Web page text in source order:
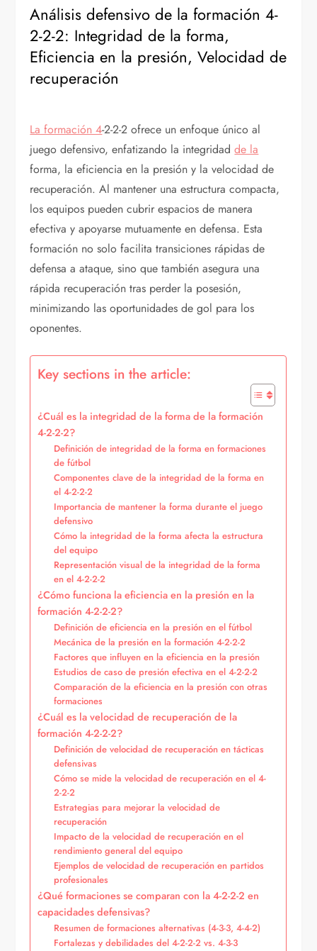
Análisis defensivo de la formación 4-
2-2-2: Integridad de la forma,
Eficiencia en la presión, Velocidad de
recuperación
La formación 4-2-2-2 ofrece un enfoque único al
juego defensivo, enfatizando la integridadde la
forma, la eficiencia en la presión y la velocidad de
recuperación. Al mantener una estructura compacta,
los equipos pueden cubrir espacios de manera
efectiva y apoyarse mutuamente en defensa. Esta
formación no solo facilita transiciones rápidas de
defensa a ataque, sino que también asegura una
rápida recuperación tras perder la posesión,
minimizando las oportunidades de gol para los
oponentes.
Key sections in the article:
¿Cuál es la integridad de la forma de la formación
4-2-2-2?
Definición de integridad de la forma en formaciones
de fútbol
Componentes clave de la integridad de la forma en
el 4-2-2-2
Importancia de mantener la forma durante el juego
defensivo
Cómo la integridad de la forma afecta la estructura
del equipo
Representación visual de la integridad de la forma
en el 4-2-2-2
¿Cómo funciona la eficiencia en la presión en la
formación 4-2-2-2?
Definición de eficiencia en la presión en el fútbol
Mecánica de la presión en la formación 4-2-2-2
Factores que influyen en la eficiencia en la presión
Estudios de caso de presión efectiva en el 4-2-2-2
Comparación de la eficiencia en la presión con otras
formaciones
¿Cuál es la velocidad de recuperación de la
formación 4-2-2-2?
Definición de velocidad de recuperación en tácticas
defensivas
Cómo se mide la velocidad de recuperación en el 4-
2-2-2
Estrategias para mejorar la velocidad de
recuperación
Impacto de la velocidad de recuperación en el
rendimiento general del equipo
Ejemplos de velocidad de recuperación en partidos
profesionales
¿Qué formaciones se comparan con la 4-2-2-2 en
capacidades defensivas?
Resumen de formaciones alternativas (4-3-3, 4-4-2)
Fortalezas y debilidades del 4-2-2-2 vs. 4-3-3